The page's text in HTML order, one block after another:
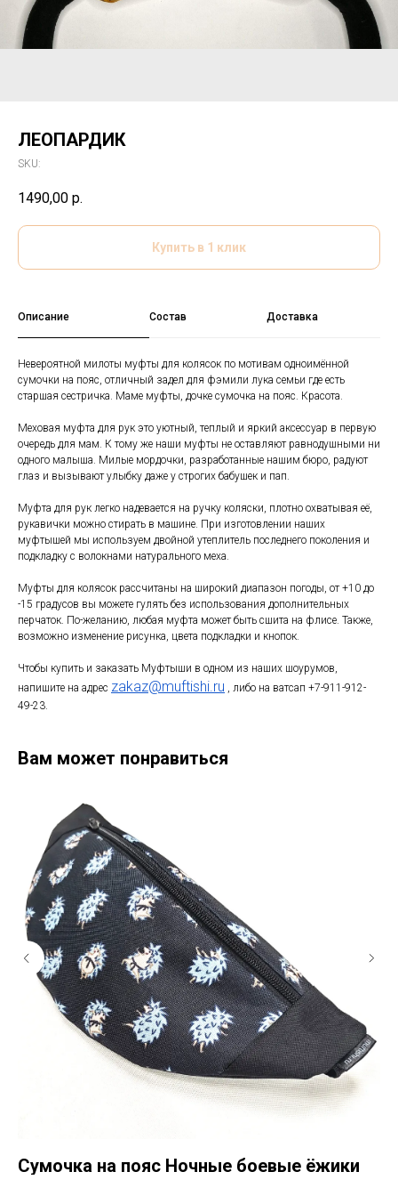
ЛЕОПАРДИК
SKU:
1490,00 р.
Купить в 1 клик
Описание Состав Доставка
Невероятной милоты муфты для колясок по мотивам одноимённой
сумочки на пояс, отличный задел для фэмили лука семьи где есть
старшая сестричка. Маме муфты, дочке сумочка на пояс. Красота.
Меховая муфта для рук это уютный, теплый и яркий аксессуар в первую
очередь для мам. К тому же наши муфты не оставляют равнодушными ни
одного малыша. Милые мордочки, разработанные нашим бюро, радуют
глаз и вызывают улыбку даже у строгих бабушек и пап.
Муфта для рук легко надевается на ручку коляски, плотно охватывая её,
рукавички можно стирать в машине. При изготовлении наших
муфтышей мы используем двойной утеплитель последнего поколения и
подкладку с волокнами натурального меха.
Муфты для колясок рассчитаны на широкий диапазон погоды, от +10 до
-15 градусов вы можете гулять без использования дополнительных
перчаток. По-желанию, любая муфта может быть сшита на флисе. Также,
возможно изменение рисунка, цвета подкладки и кнопок.
Чтобы купить и заказать Муфтыши в одном из наших шоурумов,
напишите на адрес zakaz@muftishi.ru , либо на ватсап +7-911-912-
49-23.
Вам может понравиться
Сумочка на пояс Ночные боевые ёжики